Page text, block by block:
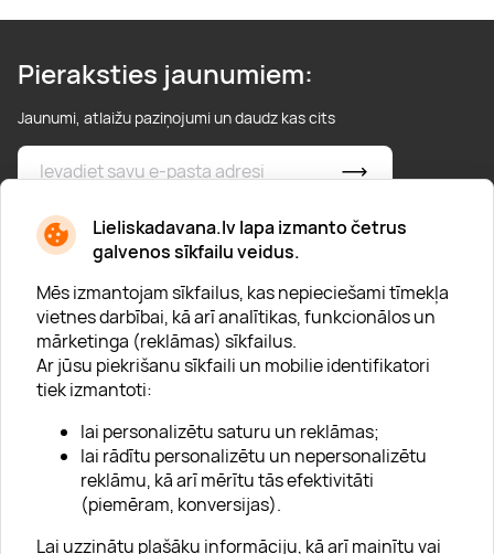
Lieliskadavana.lv lapa izmanto četrus
galvenos sīkfailu veidus.
Mēs izmantojam sīkfailus, kas nepieciešami tīmekļa
vietnes darbībai, kā arī analītikas, funkcionālos un
mārketinga (reklāmas) sīkfailus.
Ar jūsu piekrišanu sīkfaili un mobilie identifikatori
tiek izmantoti:
lai personalizētu saturu un reklāmas;
lai rādītu personalizētu un nepersonalizētu
reklāmu, kā arī mērītu tās efektivitāti
(piemēram, konversijas).
Lai uzzinātu plašāku informāciju, kā arī mainītu vai
Pieraksties jaunumiem:
Jaunumi, atlaižu paziņojumi un daudz kas cits
* Esmu iepazinies/usies ar privātuma politiku
Par "Lieliska dāvana"
Uzņēmumiem